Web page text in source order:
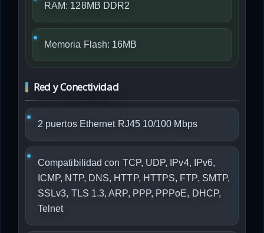
RAM: 128MB DDR2
Memoria Flash: 16MB
Red y Conectividad
2 puertos Ethernet RJ45 10/100 Mbps
Compatibilidad con TCP, UDP, IPv4, IPv6,
ICMP, NTP, DNS, HTTP, HTTPS, FTP, SMTP,
SSLv3, TLS 1.3, ARP, PPP, PPPoE, DHCP,
Telnet